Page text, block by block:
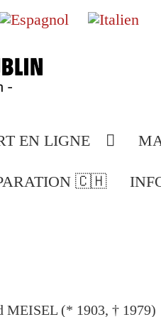
EN LIGNE
🇨🇭
MEISEL (* 1903, † 1979)